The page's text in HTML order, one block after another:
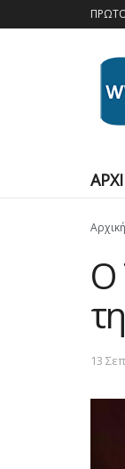
Αρχική
Ο
13